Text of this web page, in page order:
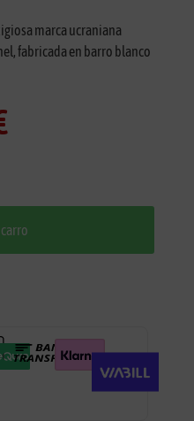
marca ucraniana
fabricada en barro blanco